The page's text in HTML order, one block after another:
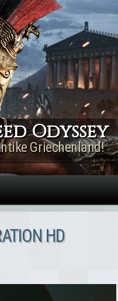
Rogue
Xbox One!
HD